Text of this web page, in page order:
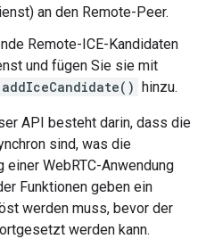
an den Remote-Peer.
Remote-ICE-Kandidaten
und fügen Sie sie mit
hinzu.
API besteht darin, dass die
sind, was die
WebRTC-Anwendung
Funktionen geben ein
werden muss, bevor der
werden kann.